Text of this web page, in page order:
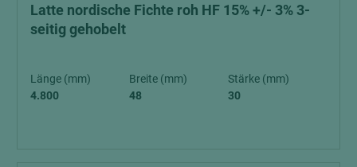
Latte nordische Fichte roh HF 15% +/- 3% 3-
seitig gehobelt
Länge (mm)
4.800
Breite (mm)
48
Stärke (mm)
30